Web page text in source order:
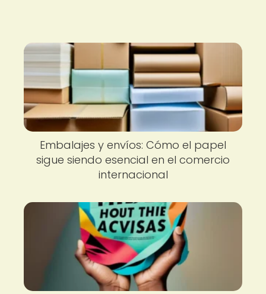
Embalajes y envíos: Cómo el papel
sigue siendo esencial en el comercio
internacional